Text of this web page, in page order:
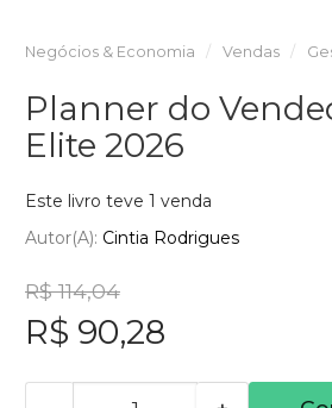
Negócios & Economia Vendas
Planner do
Elite 2026
Este livro teve 1 venda
Autor(a): Cintia Rodrigues
R$ 114,04
R$ 90,28